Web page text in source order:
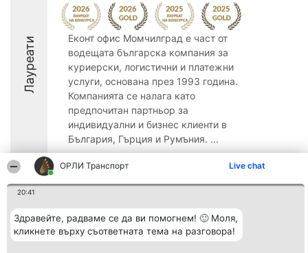
ОРЛИ Транспорт Live chat
20:41
Здравейте, радваме се да ви помогнем! 🙂 Моля,
кликнете върху съответната тема на разговора!
Лауреати
Еконт офис Момчилград е част от
водещата българска компания за
куриерски, логистични и платежни
услуги, основана през 1993 година.
Компанията се налага като
предпочитан партньор за
индивидуални и бизнес клиенти в
България, Гърция и Румъния. ...
9
Организатор на
класиране
Beautiful Company S.R.L.
BulevardulAleea Timișul De
Победители
Списък на
всички
Контакти
Контакти